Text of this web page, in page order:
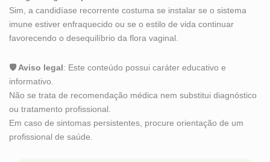
Sim, a candidíase recorrente costuma se instalar se o sistema
imune estiver enfraquecido ou se o estilo de vida continuar
favorecendo o desequilíbrio da flora vaginal.
🛡 Aviso legal: Este conteúdo possui caráter educativo e
informativo.
Não se trata de recomendação médica nem substitui diagnóstico
ou tratamento profissional.
Em caso de sintomas persistentes, procure orientação de um
profissional de saúde.